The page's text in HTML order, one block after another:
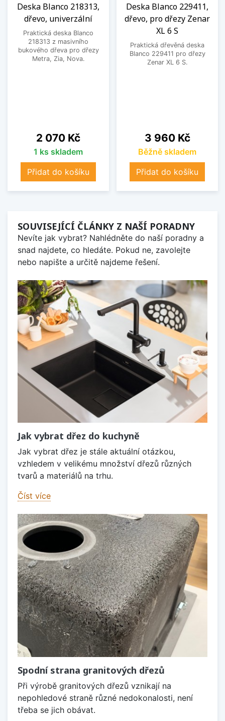
Deska Blanco 218313,
dřevo, univerzální
Praktická deska Blanco
218313 z masivního
bukového dřeva pro dřezy
Metra, Zia, Nova.
Cena
2 070 Kč
1 ks skladem
Přidat do košíku
Deska Blanco 229411,
dřevo, pro dřezy Zenar
XL 6 S
Praktická dřevěná deska
Blanco 229411 pro dřezy
Zenar XL 6 S.
Cena
3 960 Kč
Běžně skladem
Přidat do košíku
SOUVISEJÍCÍ ČLÁNKY Z NAŠÍ PORADNY
Nevíte jak vybrat? Nahlédněte do naší poradny a
snad najdete, co hledáte. Pokud ne, zavolejte
nebo napište a určitě najdeme řešení.
Jak vybrat dřez do kuchyně
Jak vybrat dřez je stále aktuální otázkou,
vzhledem v velikému množství dřezů různých
tvarů a materiálů na trhu.
Číst více
Spodní strana granitových dřezů
Při výrobě granitových dřezů vznikají na
nepohledové straně různé nedokonalosti, není
třeba se jich obávat.